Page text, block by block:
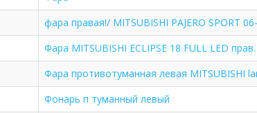
фара правая!/ MITSUBISHI PAJERO SPORT
Фара MITSUBISHI ECLIPSE 18 FULL LED прав.
Фара противотуманная левая MITSUBISHI
Фонарь п туманный левый